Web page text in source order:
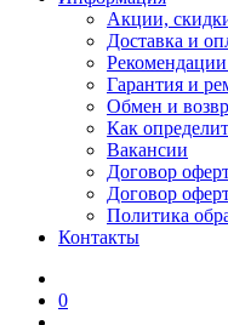
Акции,
Доставка и
Гарантия и
Обмен и
Как
Вакансии
Договор
Договор
Политика
Контакты
0